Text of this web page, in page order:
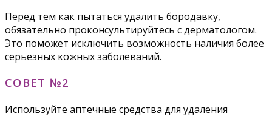
Перед тем как пытаться удалить бородавку,
обязательно проконсультируйтесь с дерматологом.
Это поможет исключить возможность наличия более
серьезных кожных заболеваний.
СОВЕТ №2
Используйте аптечные средства для удаления